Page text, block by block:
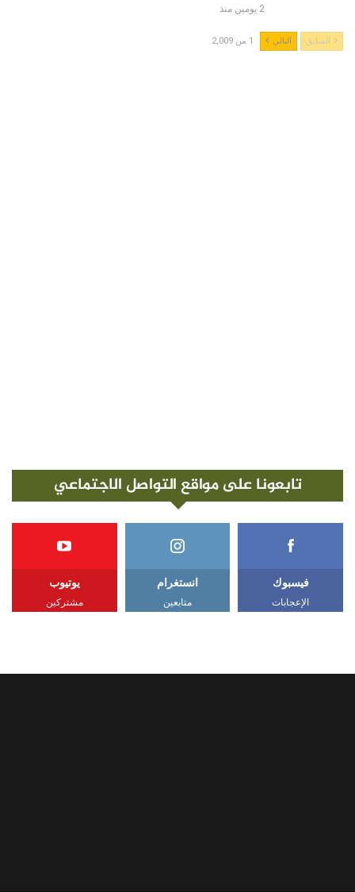
2 يومين منذ
السابق التالي 1 من 2,009
تابعونا على مواقع التواصل الاجتماعي
فيسبوك
الإعجابات
انستغرام
متابعين
يوتيوب
مشتركين